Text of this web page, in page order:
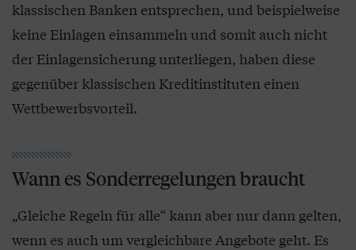
klassischen Banken entsprechen, und beispielweise
keine Einlagen einsammeln und somit auch nicht
der Einlagensicherung unterliegen, haben diese
gegenüber klassischen Kreditinstituten einen
Wettbewerbsvorteil.
Wann es Sonderregelungen braucht
„Gleiche Regeln für alle“ kann aber nur dann gelten,
wenn es auch um vergleichbare Angebote geht. Es